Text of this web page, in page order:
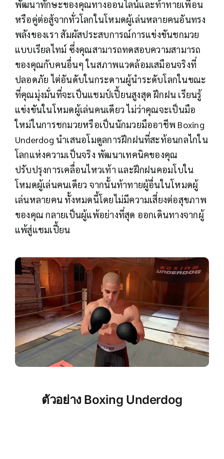
พัฒนาทักษะของคุณทางออนไลน์และท้าทายเพื่อน
หรือคู่ต่อสู้จากทั่วโลกในโหมดผู้เล่นหลายคนอันทรง
พลังของเรา สัมผัสประสบการณ์การแข่งขันชกมวย
แบบเรียลไทม์ ซึ่งคุณสามารถทดสอบความสามารถ
ของคุณกับคนอื่นๆ ในสภาพแวดล้อมเสมือนจริงที่
ปลอดภัย ไต่อันดับในกระดานผู้นำระดับโลกในขณะ
ที่คุณมุ่งมั่นที่จะเป็นแชมป์เปี้ยนสูงสุด ฝึกฝน เรียนรู้
แข่งขันในโหมดผู้เล่นคนเดียว ไม่ว่าคุณจะเป็นมือ
ใหม่ในการชกมวยหรือเป็นนักมวยมืออาชีพ Boxing
Underdog นำเสนอโมดูลการฝึกฝนที่สะท้อนกลไกใน
โลกแห่งความเป็นจริง พัฒนาเทคนิคของคุณ
ปรับปรุงการเคลื่อนไหวเท้า และฝึกฝนคอมโบใน
โหมดผู้เล่นคนเดียว จากนั้นท้าทายผู้อื่นในโหมดผู้
เล่นหลายคน ทั้งหมดนี้โดยไม่มีความเสี่ยงต่อสุขภาพ
ของคุณ กลายเป็นผู้แพ้อย่างที่สุด ออกเดินทางจากผู้
แพ้สู่แชมเปี้ยน
ตัวอย่าง Boxing Underdog